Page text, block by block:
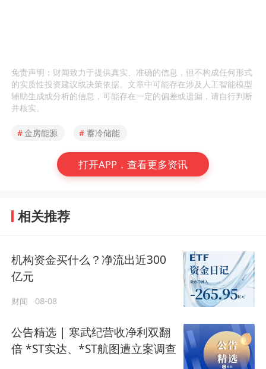
免责声明：财闻致力于提供真实、准确的信息，但不构成任何形式
的实质性投资建议或决策依据。文章中可能存在涉及人工智能模型
辅助生成或分析的信息，可能存在一定的偏差或遗漏，请自行判断
并核实。
#金房能源 # 蓄冷储能
打开APP，查看更多资讯
相关推荐
机构资金买什么？净流出近300
亿元
财闻 08-08
公告精选 | 寒武纪营收净利双翻
倍 *ST实达、*ST航图遭立案调查